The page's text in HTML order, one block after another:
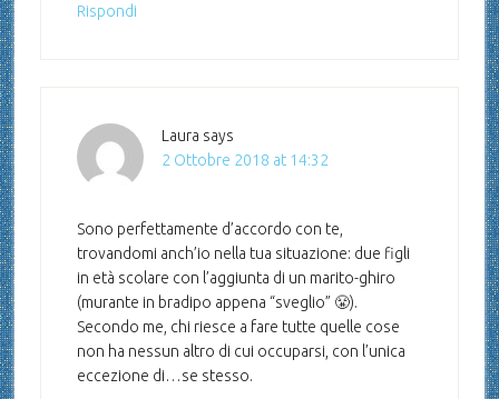
Rispondi
Laura says
2 Ottobre 2018 at 14:32
Sono perfettamente d’accordo con te,
trovandomi anch’io nella tua situazione: due figli
in età scolare con l’aggiunta di un marito-ghiro
(murante in bradipo appena “sveglio” 😤).
Secondo me, chi riesce a fare tutte quelle cose
non ha nessun altro di cui occuparsi, con l’unica
eccezione di…se stesso.